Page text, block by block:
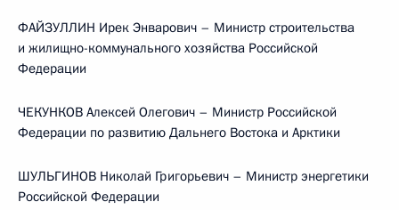
ФАЙЗУЛЛИН Ирек Энварович – Министр строительства
и жилищно-коммунального хозяйства Российской
Федерации
ЧЕКУНКОВ Алексей Олегович – Министр Российской
Федерации по развитию Дальнего Востока и Арктики
ШУЛЬГИНОВ Николай Григорьевич – Министр энергетики
Российской Федерации